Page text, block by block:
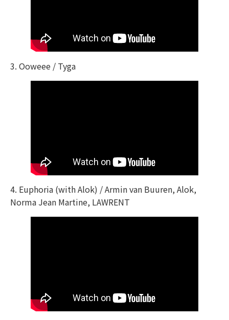
3. Ooweee / Tyga
4. Euphoria (with Alok) / Armin van Buuren, Alok,
Norma Jean Martine, LAWRENT